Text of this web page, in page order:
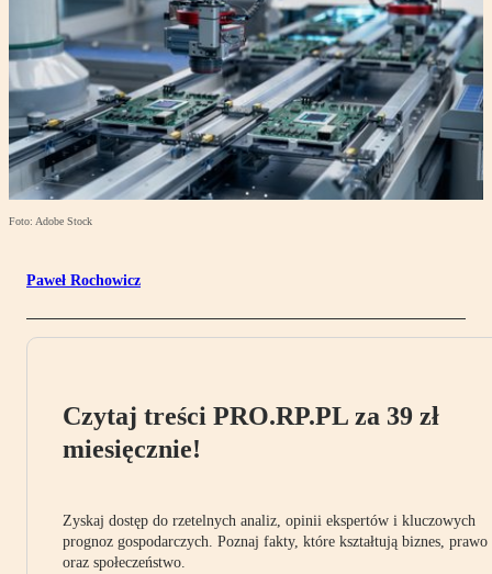
Foto: Adobe Stock
Paweł Rochowicz
Czytaj treści PRO.RP.PL za 39 zł
miesięcznie!
Zyskaj dostęp do rzetelnych analiz, opinii ekspertów i kluczowych
prognoz gospodarczych. Poznaj fakty, które kształtują biznes, prawo
oraz społeczeństwo.